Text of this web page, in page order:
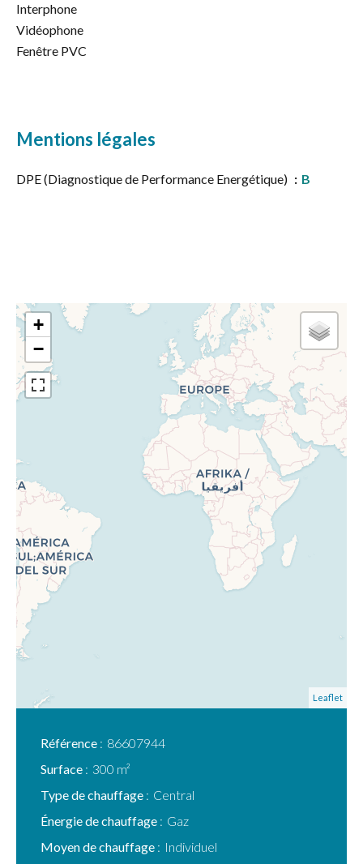
Interphone
Vidéophone
Fenêtre PVC
Mentions légales
DPE (Diagnostique de Performance Energétique) B
+
−
Leaflet
Référence
86607944
Surface
300 m²
Type de chauffage
Central
Énergie de chauffage
Gaz
Moyen de chauffage
Individuel